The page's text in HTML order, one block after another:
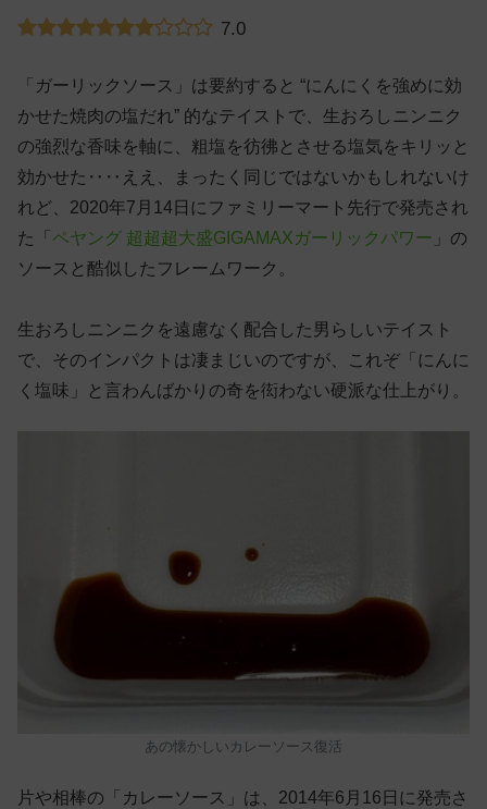
7.0
「ガーリックソース」は要約すると “にんにくを強めに効
かせた焼肉の塩だれ” 的なテイストで、生おろしニンニク
の強烈な香味を軸に、粗塩を彷彿とさせる塩気をキリッと
効かせた‥‥ええ、まったく同じではないかもしれないけ
れど、2020年7月14日にファミリーマート先行で発売され
た「 ペヤング 超超超大盛GIGAMAXガーリックパワー 」の
ソースと酷似したフレームワーク。
生おろしニンニクを遠慮なく配合した男らしいテイスト
で、そのインパクトは凄まじいのですが、これぞ「にんに
く塩味」と言わんばかりの奇を衒わない硬派な仕上がり。
あの懐かしいカレーソース復活
片や相棒の「カレーソース」は、2014年6月16日に発売さ